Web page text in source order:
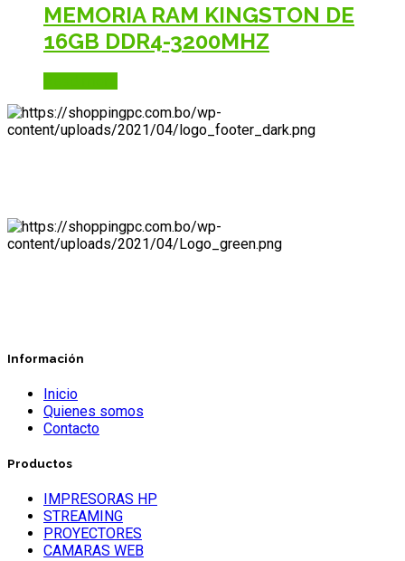
MEMORIA RAM KINGSTON DE
16GB DDR4-3200MHZ
Información
Inicio
Quienes somos
Contacto
Productos
IMPRESORAS HP
STREAMING
PROYECTORES
CAMARAS WEB